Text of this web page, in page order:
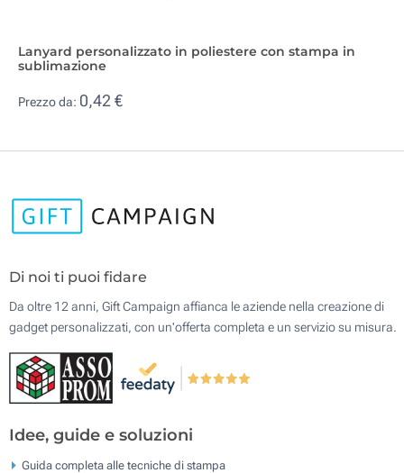
Lanyard personalizzato in poliestere con stampa in
sublimazione
Prezzo da: 0,42 €
Di noi ti puoi fidare
Da oltre 12 anni, Gift Campaign affianca le aziende nella creazione di
gadget personalizzati, con un'offerta completa e un servizio su misura.
Idee, guide e soluzioni
Guida completa alle tecniche di stampa